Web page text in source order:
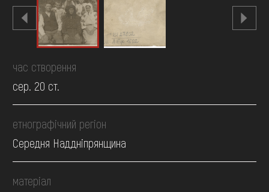
час створення
сер. 20 ст.
етнографічний регіон
Середня Наддніпрянщина
матеріал